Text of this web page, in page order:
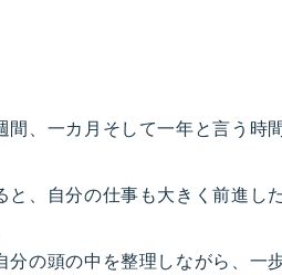
、一カ月そして一年と言う時
と、自分の仕事も大きく前進し
の頭の中を整理しながら、一